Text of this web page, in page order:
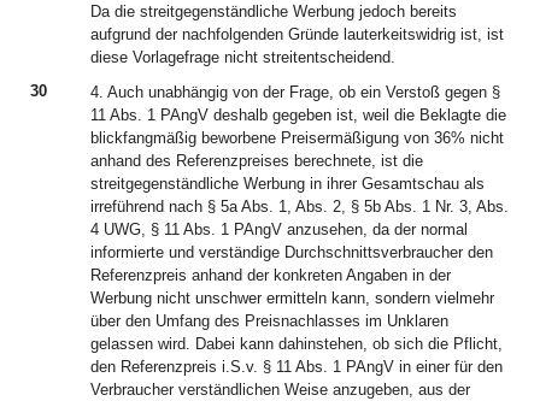
Da die streitgegenständliche Werbung jedoch bereits
aufgrund der nachfolgenden Gründe lauterkeitswidrig ist, ist
diese Vorlagefrage nicht streitentscheidend.
30
4. Auch unabhängig von der Frage, ob ein Verstoß gegen §
11 Abs. 1 PAngV deshalb gegeben ist, weil die Beklagte die
blickfangmäßig beworbene Preisermäßigung von 36% nicht
anhand des Referenzpreises berechnete, ist die
streitgegenständliche Werbung in ihrer Gesamtschau als
irreführend nach § 5a Abs. 1, Abs. 2, § 5b Abs. 1 Nr. 3, Abs.
4 UWG, § 11 Abs. 1 PAngV anzusehen, da der normal
informierte und verständige Durchschnittsverbraucher den
Referenzpreis anhand der konkreten Angaben in der
Werbung nicht unschwer ermitteln kann, sondern vielmehr
über den Umfang des Preisnachlasses im Unklaren
gelassen wird. Dabei kann dahinstehen, ob sich die Pflicht,
den Referenzpreis i.S.v. § 11 Abs. 1 PAngV in einer für den
Verbraucher verständlichen Weise anzugeben, aus der